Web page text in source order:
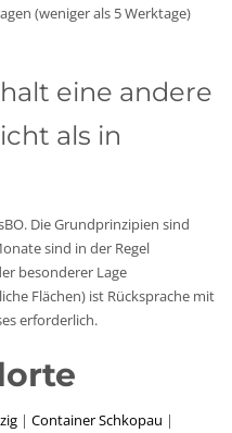
(weniger als 5 Werktage)
eine andere
als in
Die Grundprinzipien sind
sind in der Regel
besonderer Lage
Flächen) ist Rücksprache mit
erforderlich.
| Container Schkopau |